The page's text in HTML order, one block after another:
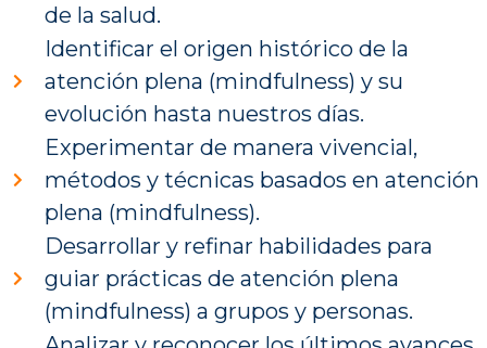
de la salud.
Identificar el origen histórico de la
atención plena (mindfulness) y su
evolución hasta nuestros días.
Experimentar de manera vivencial,
métodos y técnicas basados en atención
plena (mindfulness).
Desarrollar y refinar habilidades para
guiar prácticas de atención plena
(mindfulness) a grupos y personas.